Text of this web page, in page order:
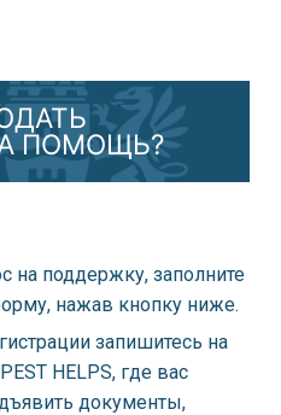
ПОМОЩЬ?
на поддержку, заполните
нажав кнопку ниже.
запишитесь на
HELPS, где вас
документы,